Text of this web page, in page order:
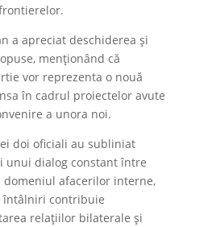
a apreciat deschiderea și
menționând că
vor reprezenta o nouă
în cadrul proiectelor avute
a unora noi.
doi oficiali au subliniat
unui dialog constant între
domeniul afacerilor interne,
întâlniri contribuie
relațiilor bilaterale și